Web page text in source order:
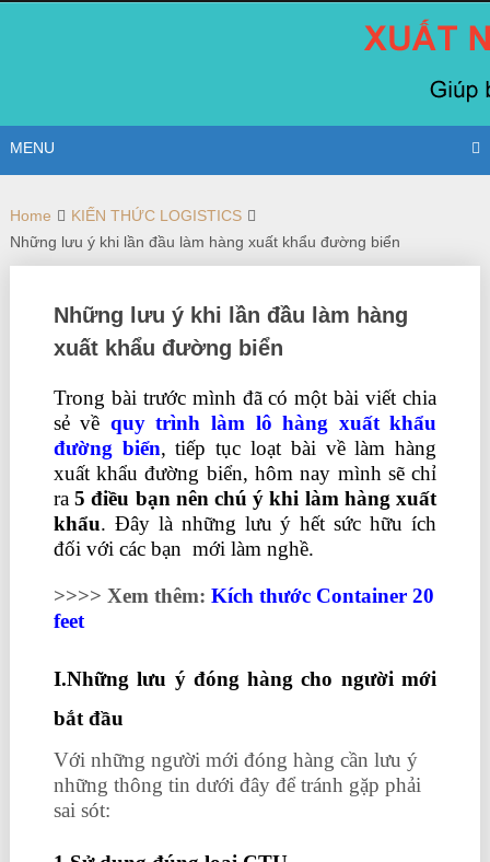
MENU
Home
KIẾN THỨC LOGISTICS
Những lưu ý khi lần đầu làm hàng xuất khẩu đường biển
Những lưu ý khi lần đầu làm hàng
xuất khẩu đường biển
Trong bài trước mình đã có một bài viết chia
sẻ về quy trình làm lô hàng xuất khẩu
đường biển, tiếp tục loạt bài về làm hàng
xuất khẩu đường biển, hôm nay mình sẽ chỉ
ra5 điều bạn nên chú ý khi làm hàng xuất
khẩu. Đây là những lưu ý hết sức hữu ích
đối với các bạn mới làm nghề.
>>>> Xem thêm: Kích thước Container 20
feet
I.Những lưu ý đóng hàng cho người mới
bắt đầu
Với những người mới đóng hàng cần lưu ý
những thông tin dưới đây để tránh gặp phải
sai sót: